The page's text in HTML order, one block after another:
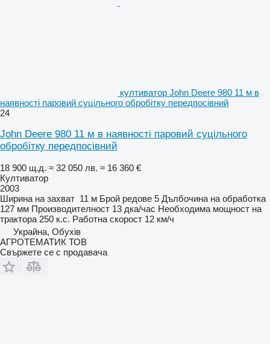
култиватор John Deere 980 11 м в
наявності паровий суцільного обробітку передпосівний
24
John Deere 980 11 м в наявності паровий суцільного
обробітку передпосівний
18 900 щ.д. ≈ 32 050 лв. ≈ 16 360 €
Култиватор
2003
Ширина на захват 11 м Брой редове 5 Дълбочина на обработка
127 мм Производителност 13 дка/час Необходима мощност на
трактора 250 к.с. Работна скорост 12 км/ч
Украйна, Обухів
АГРОТЕМАТИК ТОВ
Свържете се с продавача